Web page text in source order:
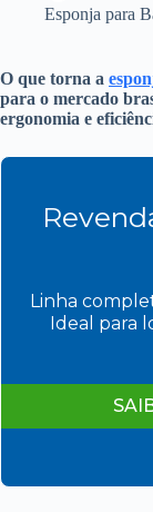
Esponja para
O que torna a
para o mercado
ergonomia e
Linha
Ideal para